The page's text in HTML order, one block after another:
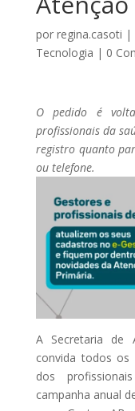
por regina.casoti |
Tecnologia | 0
O pedido é
profissionais da
registro quanto
ou telefone.
A Secretaria de
convida todos os
dos
campanha anual